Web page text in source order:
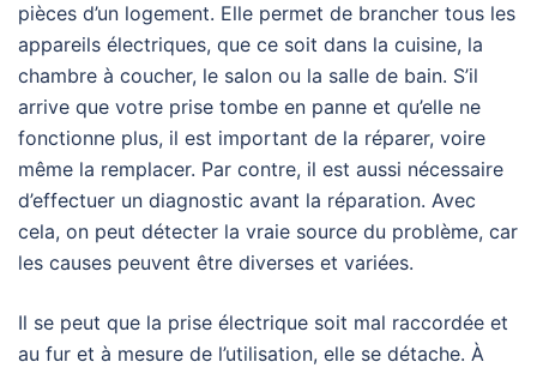
pièces d’un logement. Elle permet de brancher tous les
appareils électriques, que ce soit dans la cuisine, la
chambre à coucher, le salon ou la salle de bain. S’il
arrive que votre prise tombe en panne et qu’elle ne
fonctionne plus, il est important de la réparer, voire
même la remplacer. Par contre, il est aussi nécessaire
d’effectuer un diagnostic avant la réparation. Avec
cela, on peut détecter la vraie source du problème, car
les causes peuvent être diverses et variées.
Il se peut que la prise électrique soit mal raccordée et
au fur et à mesure de l’utilisation, elle se détache. À